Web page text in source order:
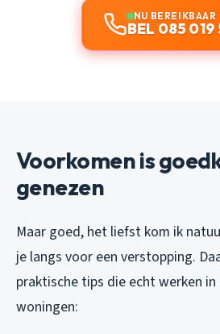
NU BEREIKBAAR
BEL 085 019
Voorkomen is
genezen
Maar goed, het liefst kom ik
je langs voor een verstopping.
praktische tips die echt werken
woningen: